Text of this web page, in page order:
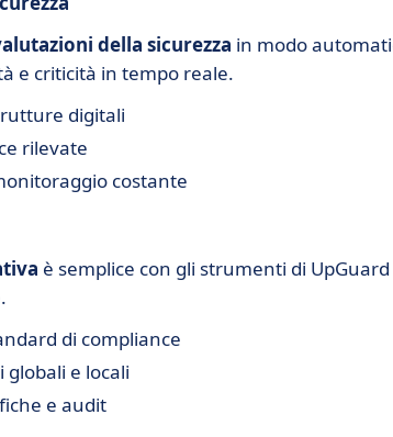
della sicurezza in modo
e criticità in tempo reale.
digitali
rilevate
costante
è semplice con gli strumenti di
di compliance
e locali
e audit